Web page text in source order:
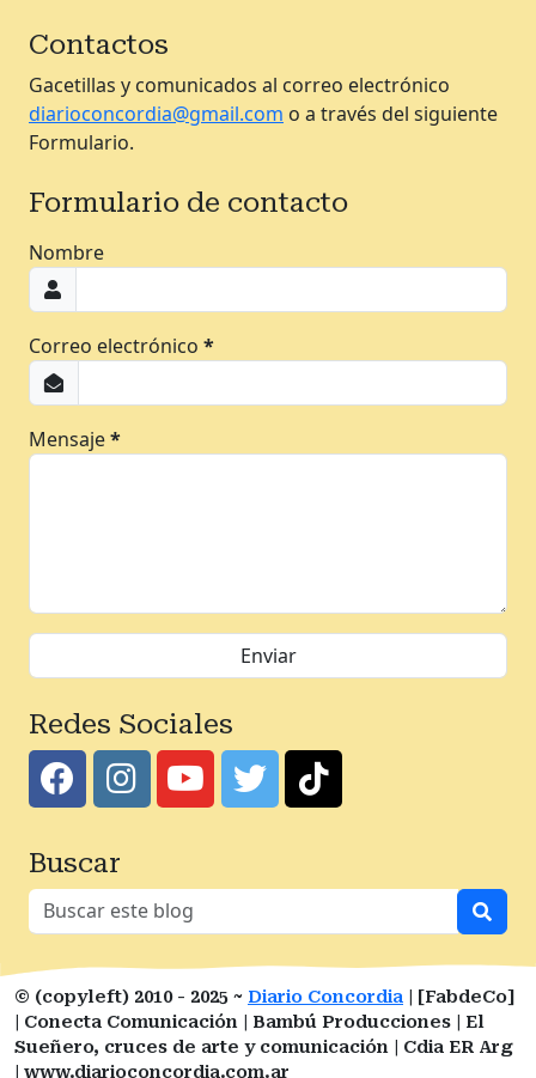
Contactos
Gacetillas y comunicados al correo electrónico
diarioconcordia@gmail.com o a través del siguiente
Formulario.
Formulario de contacto
Nombre
Correo electrónico *
Mensaje*
Redes Sociales
Buscar
© (copyleft) 2010 - 2025 ~ Diario Concordia | [FabdeCo]
| Conecta Comunicación | Bambú Producciones | El
Sueñero, cruces de arte y comunicación | Cdia ER Arg
| www.diarioconcordia.com.ar